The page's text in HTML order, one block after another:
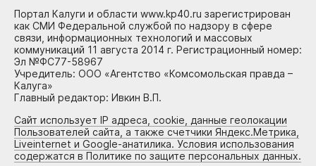
Портал Калуги и области www.kp40.ru зарегистрирован
как СМИ Федеральной службой по надзору в сфере
связи, информационных технологий и массовых
коммуникаций 11 августа 2014 г. Регистрационный номер:
Эл №ФС77-58967
Учредитель: ООО «Агентство «Комсомольская правда –
Калуга»
Главный редактор: Ивкин В.П.
Сайт использует IP адреса, cookie, данные геолокации
Пользователей сайта, а также счетчики Яндекс.Метрика,
Liveinternet и Google-анатилика. Условия использования
содержатся в Политике по защите персональных данных.